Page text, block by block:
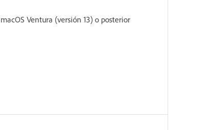
macOS Ventura (versión 13) o posterior